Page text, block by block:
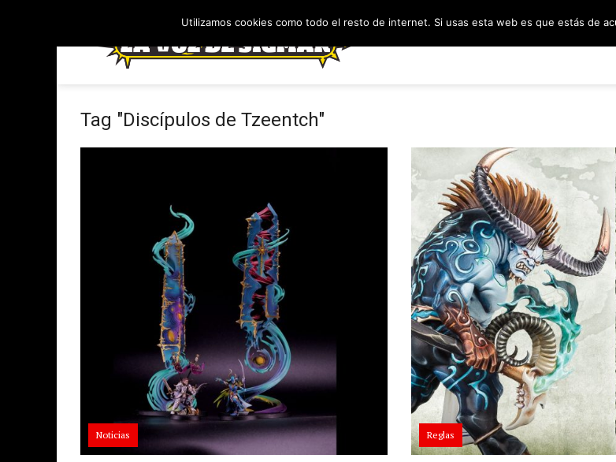
Tag "Discípulos de Tzeentch"
Noticias Reglas
Utilizamos cookies como todo el resto de internet. Si usas esta web es que estás de